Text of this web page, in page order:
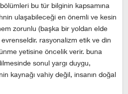
bu tür bilginin kapsamına
ulaşabileceği en önemli ve kesin
zorunlu (başka bir yoldan elde
rasyonalizm etik ve din
yetisine öncelik verir. buna
sonul yargı duygu,
kaynağı vahiy değil, insanın doğal